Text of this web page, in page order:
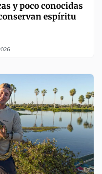
y poco conocidas
espíritu